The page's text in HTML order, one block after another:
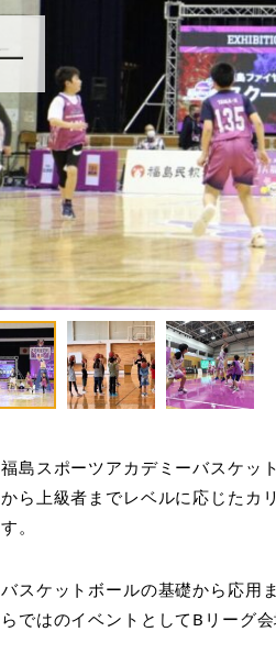
福島スポーツアカデミーバスケッ
から上級者までレベルに応じたカ
す。
バスケットボールの基礎から応用
らではのイベントとしてBリーグ